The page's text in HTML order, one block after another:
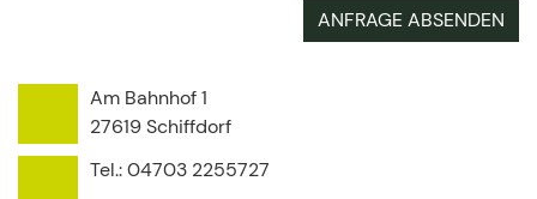
ANFRAGE ABSENDEN
Am Bahnhof 1
27619Schiffdorf
Tel.:04703 2255727